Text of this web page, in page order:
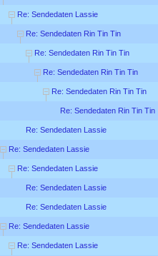
Re: Sendedaten Lassie
Re: Sendedaten Rin Tin Tin
Re: Sendedaten Rin Tin Tin
Re: Sendedaten Rin Tin Tin
Re: Sendedaten Rin Tin Tin
Re: Sendedaten Rin Tin Tin
Re: Sendedaten Lassie
Re: Sendedaten Lassie
Re: Sendedaten Lassie
Re: Sendedaten Lassie
Re: Sendedaten Lassie
Re: Sendedaten Lassie
Re: Sendedaten Lassie